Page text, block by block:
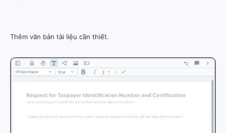
Thêm văn bản tài liệu cần thiết.